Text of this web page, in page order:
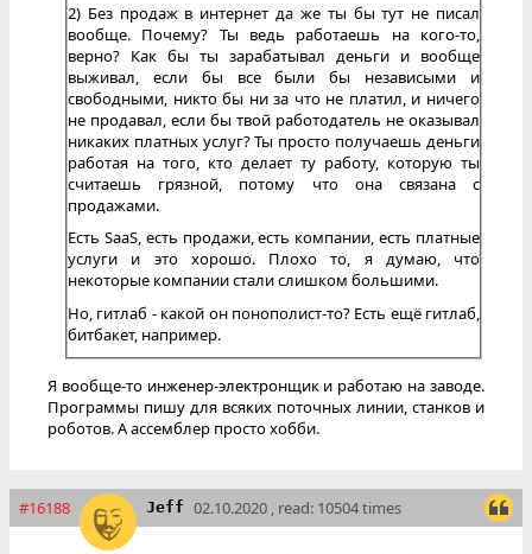
2) Без продаж в интернет да же ты бы тут не писал
вообще. Почему? Ты ведь работаешь на кого-то,
верно? Как бы ты зарабатывал деньги и вообще
выживал, если бы все были бы независыми и
свободными, никто бы ни за что не платил, и ничего
не продавал, если бы твой работодатель не оказывал
никаких платных услуг? Ты просто получаешь деньги
работая на того, кто делает ту работу, которую ты
считаешь грязной, потому что она связана с
продажами.
Есть SaaS, есть продажи, есть компании, есть платные
услуги и это хорошо. Плохо то, я думаю, что
некоторые компании стали слишком большими.
Но, гитлаб - какой он понополист-то? Есть ещё гитлаб,
битбакет, например.
Я вообще-то инженер-электронщик и работаю на заводе.
Программы пишу для всяких поточных линии, станков и
роботов. А ассемблер просто хобби.
#16188 Jeff 02.10.2020 , read: 10504 times